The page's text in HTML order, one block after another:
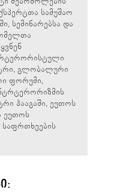
სამუშაო
სემინარებსა და
გლობალური
ფორუმი,
ჰააგაში, ეუთოს
ეუთოს